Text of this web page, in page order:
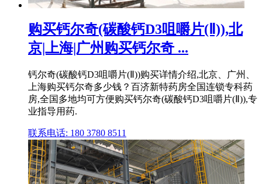
购买钙尔奇(碳酸钙D3咀嚼片(Ⅱ)),北
京|上海|广州购买钙尔奇 ...
钙尔奇(碳酸钙D3咀嚼片(Ⅱ))购买详情介绍,北京、广州、
上海购买钙尔奇多少钱？百济新特药房全国连锁专科药
房,全国多地均可方便购买钙尔奇(碳酸钙D3咀嚼片(Ⅱ)),专
业指导用药.
联系电话: 180 3780 8511